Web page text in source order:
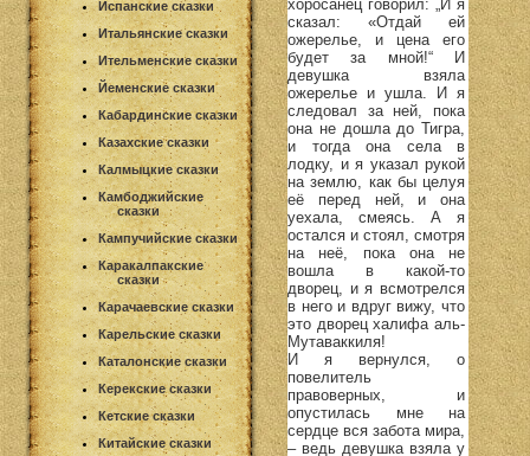
Испанские сказки
Итальянские сказки
Ительменские сказки
Йеменские сказки
Кабардинские сказки
Казахские сказки
Калмыцкие сказки
Камбоджийские
сказки
Кампучийские сказки
Каракалпакские
сказки
Карачаевские сказки
Карельские сказки
Каталонские сказки
Керекские сказки
Кетские сказки
Китайские сказки
хоросанец говорил: „И я
сказал: «Отдай ей
ожерелье, и цена его
будет за мной!“ И
девушка взяла
ожерелье и ушла. И я
следовал за ней, пока
она не дошла до Тигра,
и тогда она села в
лодку, и я указал рукой
на землю, как бы целуя
её перед ней, и она
уехала, смеясь. А я
остался и стоял, смотря
на неё, пока она не
вошла в какой-то
дворец, и я всмотрелся
в него и вдруг вижу, что
это дворец халифа аль-
Мутаваккиля!
И я вернулся, о
повелитель
правоверных, и
опустилась мне на
сердце вся забота мира,
– ведь девушка взяла у